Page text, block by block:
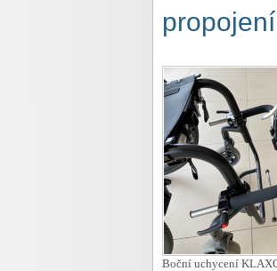
Boční uchycení